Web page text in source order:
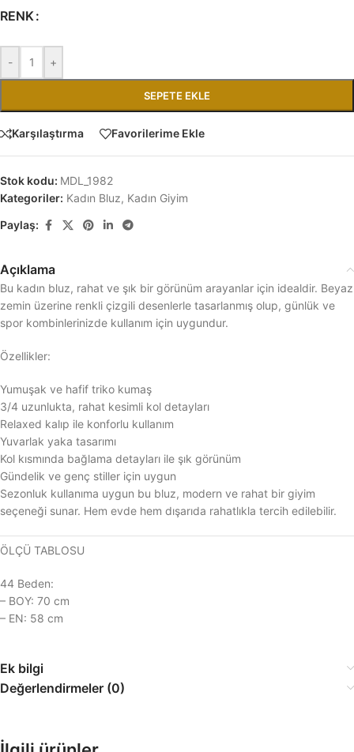
RENK
- +
SEPETE EKLE
Karşılaştırma Favorilerime Ekle
Stok kodu: MDL_1982
Kategoriler: Kadın Bluz, Kadın Giyim
Paylaş:
Açıklama
Bu kadın bluz, rahat ve şık bir görünüm arayanlar için idealdir. Beyaz
zemin üzerine renkli çizgili desenlerle tasarlanmış olup, günlük ve
spor kombinlerinizde kullanım için uygundur.
Özellikler:
Yumuşak ve hafif triko kumaş
3/4 uzunlukta, rahat kesimli kol detayları
Relaxed kalıp ile konforlu kullanım
Yuvarlak yaka tasarımı
Kol kısmında bağlama detayları ile şık görünüm
Gündelik ve genç stiller için uygun
Sezonluk kullanıma uygun bu bluz, modern ve rahat bir giyim
seçeneği sunar. Hem evde hem dışarıda rahatlıkla tercih edilebilir.
ÖLÇÜ TABLOSU
44 Beden:
– BOY: 70 cm
– EN: 58 cm
Ek bilgi
Değerlendirmeler (0)